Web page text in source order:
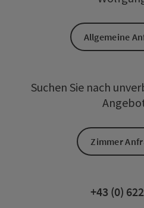
Allgemeine
Suchen Sie nach
Zimmer
+43 (0)